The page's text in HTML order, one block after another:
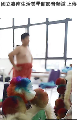
國立臺南生活美學館影音頻道 上傳